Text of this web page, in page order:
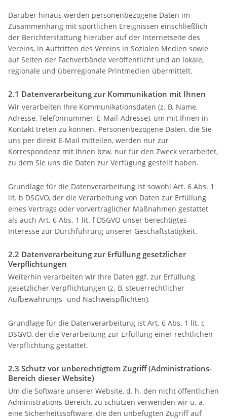
Darüber hinaus werden personenbezogene Daten im
Zusammenhang mit sportlichen Ereignissen einschließlich
der Berichterstattung hierüber auf der Internetseite des
Vereins, in Auftritten des Vereins in Sozialen Medien sowie
auf Seiten der Fachverbände veröffentlicht und an lokale,
regionale und überregionale Printmedien übermittelt.
2.1 Datenverarbeitung zur Kommunikation mit Ihnen
Wir verarbeiten Ihre Kommunikationsdaten (z. B. Name,
Adresse, Telefonnummer, E-Mail-Adresse), um mit Ihnen in
Kontakt treten zu können. Personenbezogene Daten, die Sie
uns per direkt E-Mail mitteilen, werden nur zur
Korrespondenz mit Ihnen bzw. nur für den Zweck verarbeitet,
zu dem Sie uns die Daten zur Verfügung gestellt haben.
Grundlage für die Datenverarbeitung ist sowohl Art. 6 Abs. 1
lit. b DSGVO, der die Verarbeitung von Daten zur Erfüllung
eines Vertrags oder vorvertraglicher Maßnahmen gestattet
als auch Art. 6 Abs. 1 lit. f DSGVO unser berechtigtes
Interesse zur Durchführung unserer Geschäftstätigkeit.
2.2 Datenverarbeitung zur Erfüllung gesetzlicher
Verpflichtungen
Weiterhin verarbeiten wir Ihre Daten ggf. zur Erfüllung
gesetzlicher Verpflichtungen (z. B. steuerrechtlicher
Aufbewahrungs- und Nachweispflichten).
Grundlage für die Datenverarbeitung ist Art. 6 Abs. 1 lit. c
DSGVO, der die Verarbeitung zur Erfüllung einer rechtlichen
Verpflichtung gestattet.
2.3 Schutz vor unberechtigtem Zugriff (Administrations-
Bereich dieser Website)
Um die Software unserer Website, d. h. den nicht öffentlichen
Administrations-Bereich, zu schützen verwenden wir u. a.
eine Sicherheitssoftware, die den unbefugten Zugriff auf